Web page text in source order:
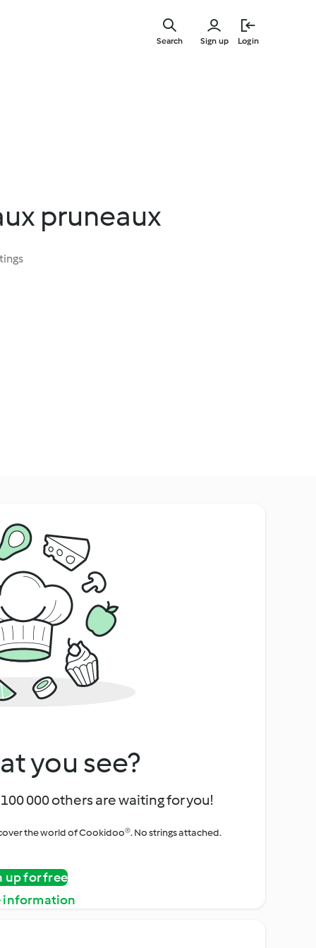
Sign up Login
Search
pruneaux
you see?
000 others are waiting for you!
the world of Cookidoo®. No strings attached.
up for free
information